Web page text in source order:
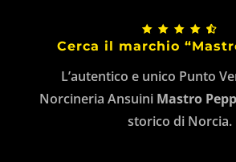
Cerca il marchio
L’autentico e unico Punto
Norcineria Ansuini Mastro
storico di Norcia.